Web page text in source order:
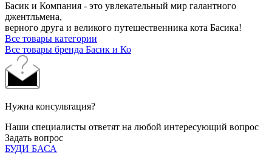
Басик и Компания - это увлекательный мир галантного
джентльмена,
верного друга и великого путешественника кота Басика!
Все товары категории
Все товары бренда Басик и Ко
Нужна консультация?
Наши специалисты ответят на любой интересующий вопрос
Задать вопрос
БУДИ БАСА